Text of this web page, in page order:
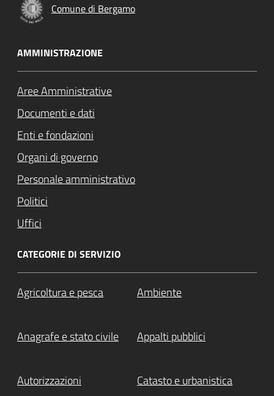
Comune di Bergamo
AMMINISTRAZIONE
Aree Amministrative
Documenti e dati
Enti e fondazioni
Organi di governo
Personale amministrativo
Politici
Uffici
CATEGORIE DI SERVIZIO
Agricoltura e pesca Ambiente
Anagrafe e stato civile Appalti pubblici
Autorizzazioni Catasto e urbanistica